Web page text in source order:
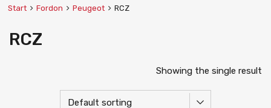
Start Fordon Peugeot RCZ
RCZ
Showing the single result